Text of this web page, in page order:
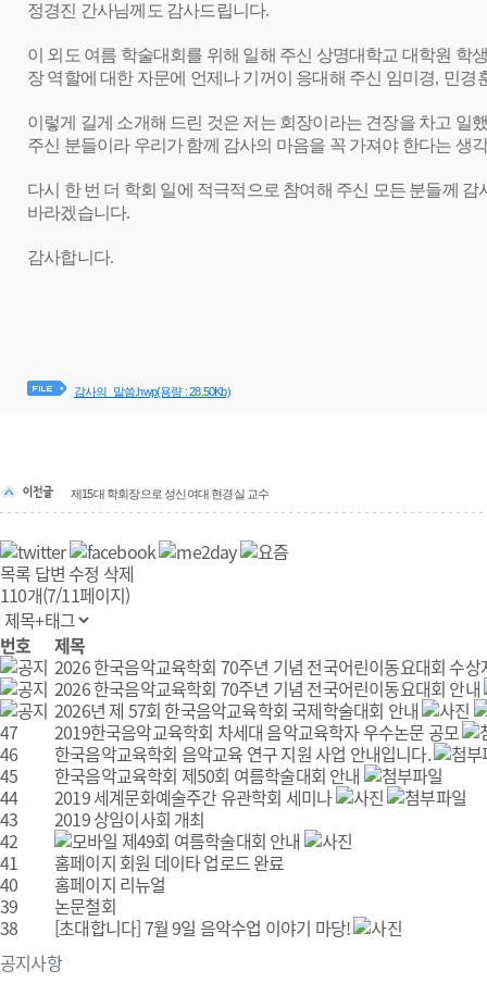
정경진 간사님께도 감사드립니다.
이 외도 여름 학술대회를 위해 일해 주신 상명대학교 대학원 학
장 역할에 대한 자문에 언제나 기꺼이 응대해 주신 임미경, 민경
이렇게 길게 소개해 드린 것은 저는 회장이라는 견장을 차고 일
주신 분들이라 우리가 함께 감사의 마음을 꼭 가져야 한다는 생
다시 한 번 더 학회 일에 적극적으로 참여해 주신 모든 분들께 감
바라겠습니다.
감사합니다.
감사의_말씀.hwp(용량 : 28.50Kb)
제15대 학회장으로 성신여대 현경실 교수
목록 답변 수정 삭제
110개(7/11페이지)
공지사항
번호
제목
2026 한국음악교육학회 70주년 기념 전국어린이동요대회 수상
2026 한국음악교육학회 70주년 기념 전국어린이동요대회 안내
2026년 제 57회 한국음악교육학회 국제학술대회 안내
47
2019한국음악교육학회 차세대 음악교육학자 우수논문 공모
46
한국음악교육학회 음악교육 연구 지원 사업 안내입니다.
45
한국음악교육학회 제50회 여름학술대회 안내
44
2019 세계문화예술주간 유관학회 세미나
43
2019 상임이사회 개최
42
제49회 여름학술대회 안내
41
홈페이지 회원 데이타 업로드 완료
40
홈페이지 리뉴얼
39
논문철회
38
[초대합니다] 7월 9일 음악수업 이야기 마당!